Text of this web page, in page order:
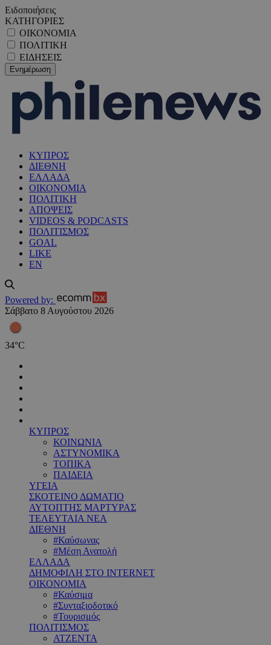
Ειδοποιήσεις
ΚΑΤΗΓΟΡΙΕΣ
ΟΙΚΟΝΟΜΙΑ
ΠΟΛΙΤΙΚΗ
ΕΙΔΗΣΕΙΣ
ΚΥΠΡΟΣ
ΔΙΕΘΝΗ
ΕΛΛΑΔΑ
ΟΙΚΟΝΟΜΙΑ
ΠΟΛΙΤΙΚΗ
ΑΠΟΨΕΙΣ
VIDEOS & PODCASTS
ΠΟΛΙΤΙΣΜΟΣ
GOAL
LIKE
EN
Powered by:
Σάββατο 8 Αυγούστου 2026
34°C
ΚΥΠΡΟΣ
ΚΟΙΝΩΝΙΑ
ΑΣΤΥΝΟΜΙΚΑ
ΤΟΠΙΚΑ
ΠΑΙΔΕΙΑ
ΥΓΕΙΑ
ΣΚΟΤΕΙΝΟ ΔΩΜΑΤΙΟ
ΑΥΤΟΠΤΗΣ ΜΑΡΤΥΡΑΣ
ΤΕΛΕΥΤΑΙΑ ΝΕΑ
ΔΙΕΘΝΗ
#Καύσωνας
#Μέση Ανατολή
ΕΛΛΑΔΑ
ΔΗΜΟΦΙΛΗ ΣΤΟ INTERNET
ΟΙΚΟΝΟΜΙΑ
#Καύσιμα
#Συνταξιοδοτικό
#Τουρισμός
ΠΟΛΙΤΙΣΜΟΣ
ΑΤΖΕΝΤΑ